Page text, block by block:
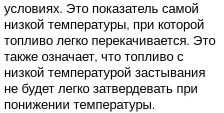
условиях. Это показатель самой
низкой температуры, при которой
топливо легко перекачивается. Это
также означает, что топливо с
низкой температурой застывания
не будет легко затвердевать при
понижении температуры.